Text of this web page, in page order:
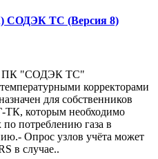
СОДЭК ТС (Версия 8)
ПК "СОДЭК ТС"
корректорами
для собственников
ТК, которым необходимо
по потреблению газа в
Опрос узлов учёта может
в случае..